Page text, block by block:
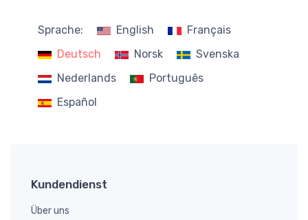
Sprache: English
Français
Deutsch
Norsk
Svenska
Nederlands
Português
Español
Kundendienst
Über uns